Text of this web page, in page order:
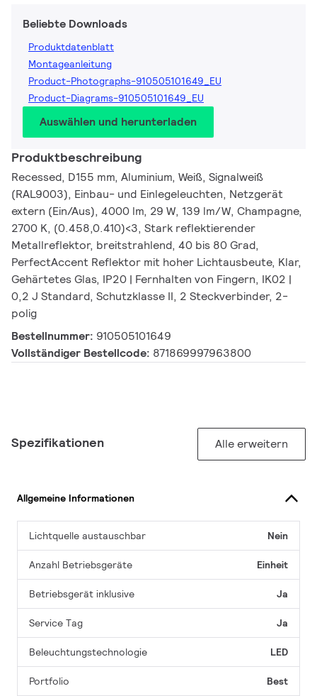
Beliebte Downloads
Produktdatenblatt
Montageanleitung
Product-Photographs-910505101649_EU
Product-Diagrams-910505101649_EU
Auswählen und herunterladen
Produktbeschreibung
Recessed, D155 mm, Aluminium, Weiß, Signalweiß
(RAL9003), Einbau- und Einlegeleuchten, Netzgerät
extern (Ein/Aus), 4000 lm, 29 W, 139 lm/W, Champagne,
2700 K, (0.458,0.410)<3, Stark reflektierender
Metallreflektor, breitstrahlend, 40 bis 80 Grad,
PerfectAccent Reflektor mit hoher Lichtausbeute, Klar,
Gehärtetes Glas, IP20 | Fernhalten von Fingern, IK02 |
0,2 J Standard, Schutzklasse II, 2 Steckverbinder, 2-
polig
Bestellnummer: 910505101649
Vollständiger Bestellcode: 871869997963800
Spezifikationen Alle erweitern
Allgemeine Informationen
Lichtquelle austauschbar Nein
Anzahl Betriebsgeräte Einheit
Betriebsgerät inklusive Ja
Service Tag Ja
Beleuchtungstechnologie LED
Portfolio Best